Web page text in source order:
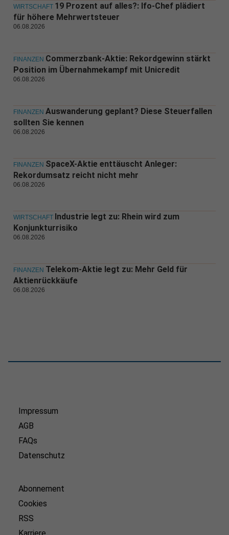
WIRTSCHAFT 19 Prozent auf alles?: Ifo-Chef plädiert
für höhere Mehrwertsteuer
06.08.2026
FINANZEN Commerzbank-Aktie: Rekordgewinn stärkt
Position im Übernahmekampf mit Unicredit
06.08.2026
FINANZEN Auswanderung geplant? Diese Steuerfallen
sollten Sie kennen
06.08.2026
FINANZEN SpaceX-Aktie enttäuscht Anleger:
Rekordumsatz reicht nicht mehr
06.08.2026
WIRTSCHAFT Industrie legt zu: Rhein wird zum
Konjunkturrisiko
06.08.2026
FINANZEN Telekom-Aktie legt zu: Mehr Geld für
Aktienrückkäufe
06.08.2026
Impressum
AGB
FAQs
Datenschutz
Abonnement
Cookies
RSS
Karriere